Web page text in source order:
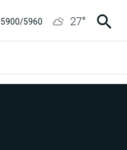
5900/5960
5900/5960
27°